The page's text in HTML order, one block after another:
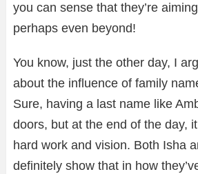
you can sense that they’re
perhaps even beyond!
You know, just the other day, I
about the influence of family
Sure, having a last name like
doors, but at the end of the day,
hard work and vision. Both Isha
definitely show that in how